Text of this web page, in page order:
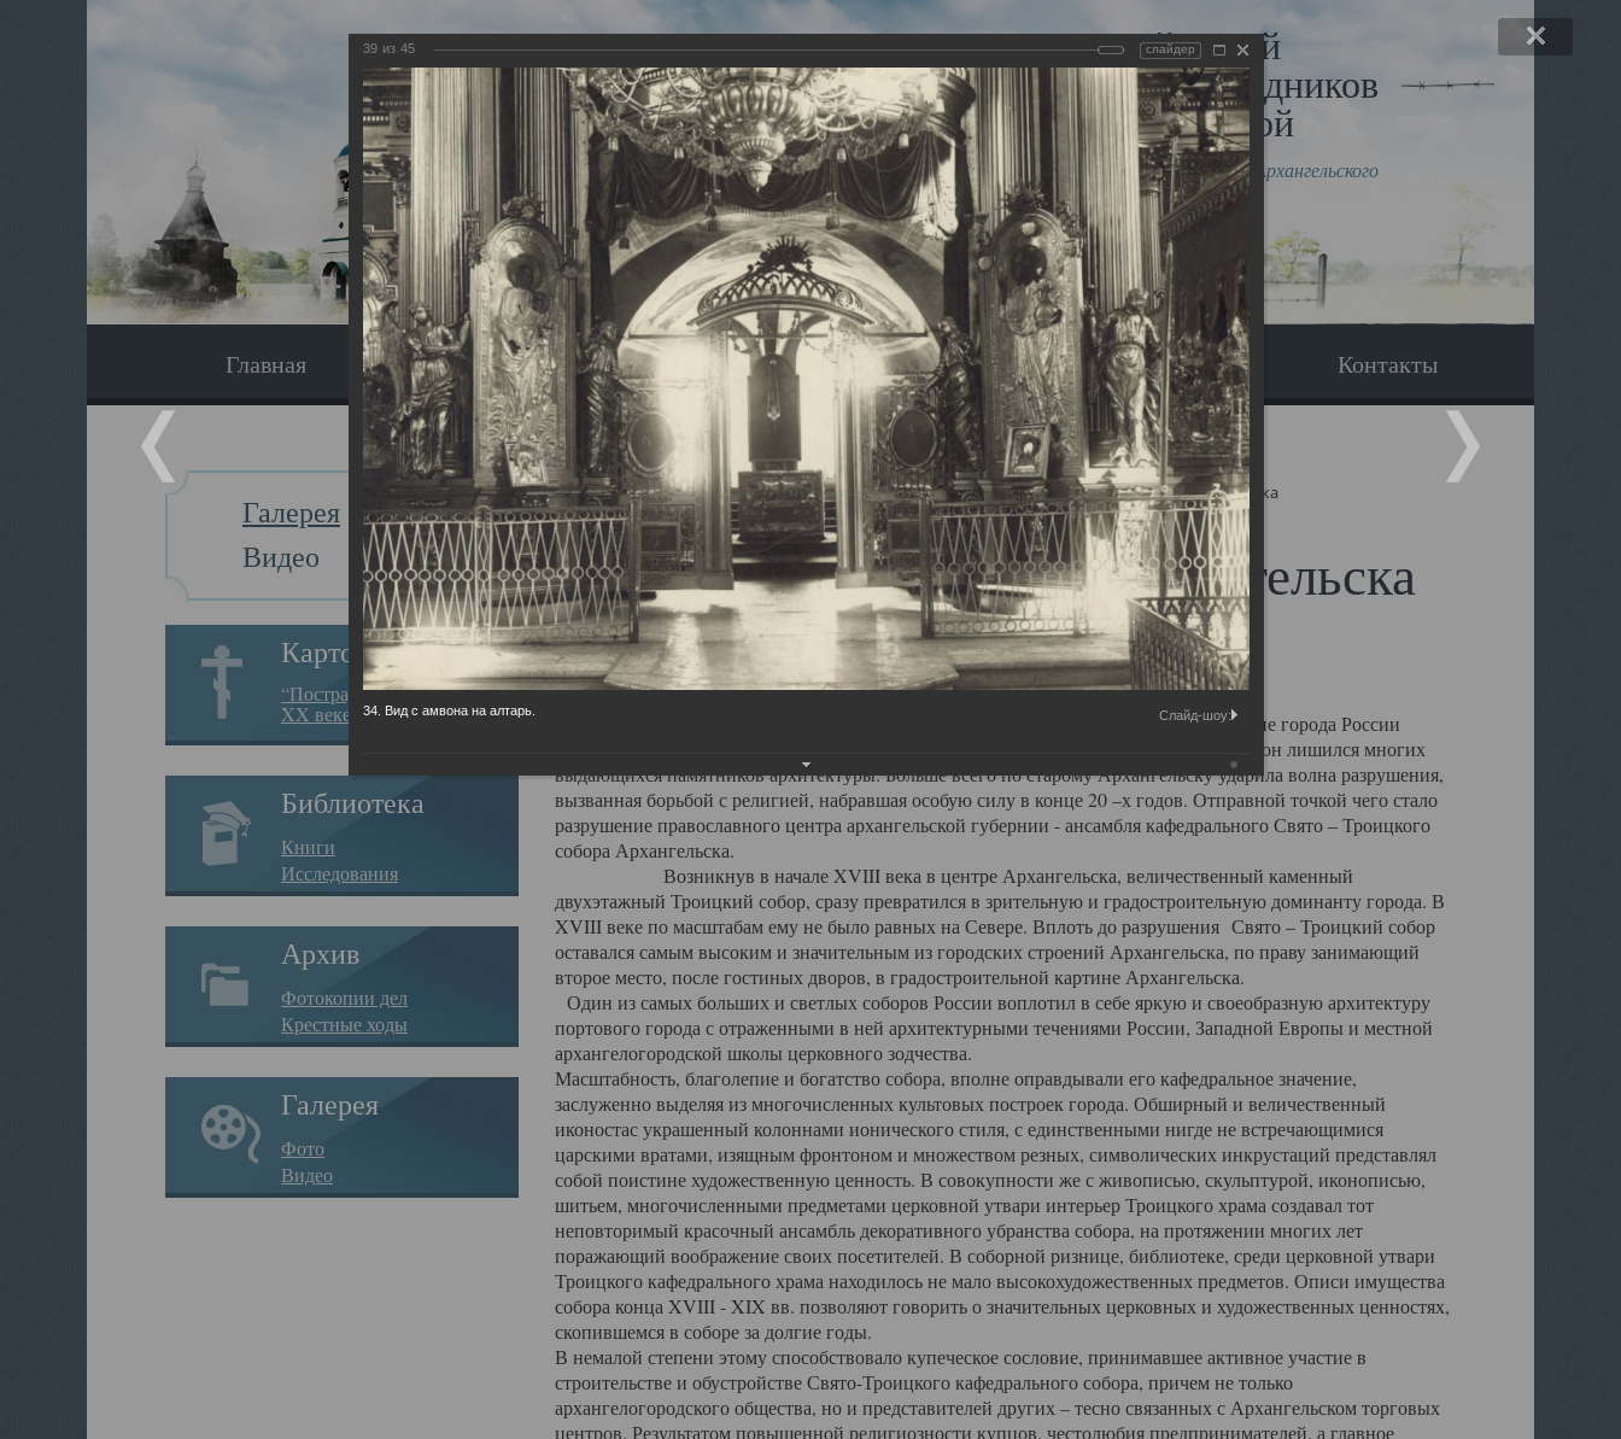
Виртуальный музей
Новомучеников и исповедников
Земли Архангельской
Сайт создан по благословлению митрополита Архангельского
и Холмогорского Даниила
Главная Экскурсия Наследники Галерея Вопрос-ответ Контакты
Галерея
Видео
Картотека
“Пострадавшие за веру в
XX веке на Севере”
Библиотека
Книги
Исследования
Архив
Фотокопии дел
Крестные ходы
Галерея
Фото
Видео
Главная Галерея Храмы-мученики Архангельска Свято-Троицкий собор Архангельска
Свято-Троицкий собор Архангельска
Свято-Троицкий собор Архангельска
23.12.2015
Сегодня мы можем говорить, что Архангельск в большей мере, чем другие губернские города России
пострадал от целенаправленных систематических разрушений, в результате которых он лишился многих
выдающихся памятников архитектуры. Больше всего по старому Архангельску ударила волна разрушения,
вызванная борьбой с религией, набравшая особую силу в конце 20 –х годов. Отправной точкой чего стало
разрушение православного центра архангельской губернии - ансамбля кафедрального Свято – Троицкого
собора Архангельска.
Возникнув в начале XVIII века в центре Архангельска, величественный каменный
двухэтажный Троицкий собор, сразу превратился в зрительную и градостроительную доминанту города. В
XVIII веке по масштабам ему не было равных на Севере. Вплоть до разрушения Свято – Троицкий собор
оставался самым высоким и значительным из городских строений Архангельска, по праву занимающий
второе место, после гостиных дворов, в градостроительной картине Архангельска.
Один из самых больших и светлых соборов России воплотил в себе яркую и своеобразную архитектуру
портового города с отраженными в ней архитектурными течениями России, Западной Европы и местной
архангелогородской школы церковного зодчества.
Масштабность, благолепие и богатство собора, вполне оправдывали его кафедральное значение,
заслуженно выделяя из многочисленных культовых построек города. Обширный и величественный
иконостас украшенный колоннами ионического стиля, с единственными нигде не встречающимися
царскими вратами, изящным фронтоном и множеством резных, символических инкрустаций представлял
собой поистине художественную ценность. В совокупности же с живописью, скульптурой, иконописью,
шитьем, многочисленными предметами церковной утвари интерьер Троицкого храма создавал тот
неповторимый красочный ансамбль декоративного убранства собора, на протяжении многих лет
поражающий воображение своих посетителей. В соборной ризнице, библиотеке, среди церковной утвари
Троицкого кафедрального храма находилось не мало высокохудожественных предметов. Описи имущества
собора конца XVIII - XIX вв. позволяют говорить о значительных церковных и художественных ценностях,
скопившемся в соборе за долгие годы.
В немалой степени этому способствовало купеческое сословие, принимавшее активное участие в
строительстве и обустройстве Свято-Троицкого кафедрального собора, причем не только
архангелогородского общества, но и представителей других – тесно связанных с Архангельском торговых
центров. Результатом повышенной религиозности купцов, честолюбия предпринимателей, а главное
39 из 45 слайдер
34. Вид с амвона на алтарь. Слайд-шоу: